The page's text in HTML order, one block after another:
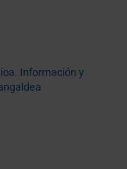
Información y